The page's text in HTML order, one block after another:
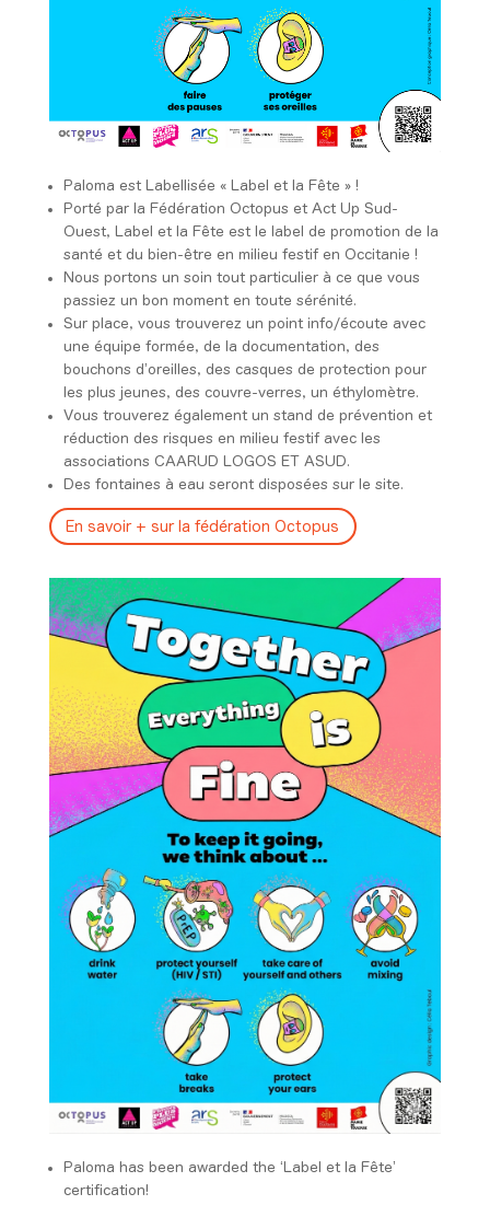
Paloma est Labellisée « Label et la Fête » !
Porté par la Fédération Octopus et Act Up Sud-
Ouest, Label et la Fête est le label de promotion de la
santé et du bien-être en milieu festif en Occitanie !
Nous portons un soin tout particulier à ce que vous
passiez un bon moment en toute sérénité.
Sur place, vous trouverez un point info/écoute avec
une équipe formée, de la documentation, des
bouchons d’oreilles, des casques de protection pour
les plus jeunes, des couvre-verres, un éthylomètre.
Vous trouverez également un stand de prévention et
réduction des risques en milieu festif avec les
associations CAARUD LOGOS ET ASUD.
Des fontaines à eau seront disposées sur le site.
En savoir + sur la fédération Octopus
Paloma has been awarded the ‘Label et la Fête’
certification!